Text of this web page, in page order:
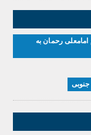
رحمان به